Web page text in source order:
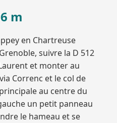
m
en Chartreuse
suivre la D 512
et monter au
Correnc et le col de
au centre du
un petit panneau
le hameau et se